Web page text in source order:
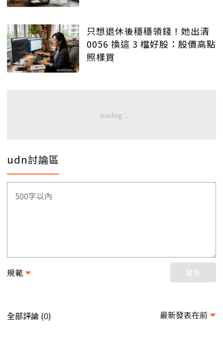
只想退休後穩穩領錢！她出清
0056 換這 3 檔好股：股價高點
照樣買
udn討論區
規範 發布
全部評論 (0) 最新發表在前